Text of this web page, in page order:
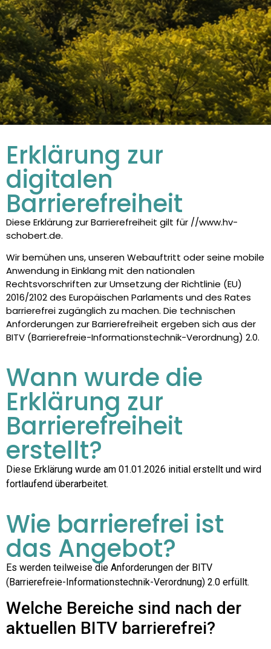
Erklärung zur
digitalen
Barrierefreiheit
Diese Erklärung zur Barrierefreiheit gilt für //www.hv-
schobert.de.
Wir bemühen uns, unseren Webauftritt oder seine mobile
Anwendung in Einklang mit den nationalen
Rechtsvorschriften zur Umsetzung der Richtlinie (EU)
2016/2102 des Europäischen Parlaments und des Rates
barrierefrei zugänglich zu machen. Die technischen
Anforderungen zur Barrierefreiheit ergeben sich aus der
BITV (Barrierefreie-Informationstechnik-Verordnung) 2.0.
Wann wurde die
Erklärung zur
Barrierefreiheit
erstellt?
Diese Erklärung wurde am 01.01.2026 initial erstellt und wird
fortlaufend überarbeitet.
Wie barrierefrei ist
das Angebot?
Es werden teilweise die Anforderungen der BITV
(Barrierefreie-Informationstechnik-Verordnung) 2.0 erfüllt.
Welche Bereiche sind nach der
aktuellen BITV barrierefrei?